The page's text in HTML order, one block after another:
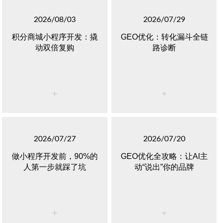
2026/08/03
积分商城小程序开发：撬
动双倍复购
+
2026/07/29
GEO优化：转化漏斗全链
路诊断
+
2026/07/27
做小程序开发前，90%的
人第一步就踩了坑
+
2026/07/20
GEO优化全攻略：让AI主
动“说出”你的品牌
+